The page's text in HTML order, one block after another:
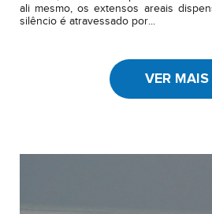
ali mesmo, os extensos areais
silêncio é atravessado por...
VER MAIS